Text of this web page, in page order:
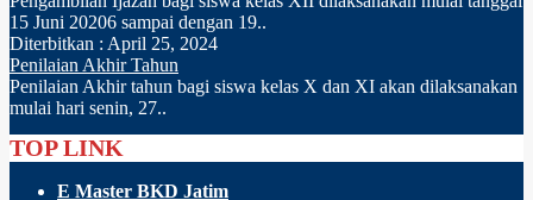
15 Juni 20206 sampai dengan 19..
Diterbitkan : April 25, 2024
Penilaian Akhir Tahun
Penilaian Akhir tahun bagi siswa kelas X dan XI akan dilaksanakan
mulai hari senin, 27..
TOP LINK
E Master BKD Jatim